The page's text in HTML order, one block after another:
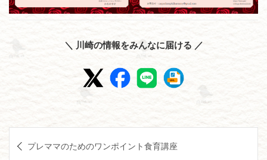
＼ 川崎の情報をみんなに届ける ／
稿 プレママのためのワンポイント食育講座